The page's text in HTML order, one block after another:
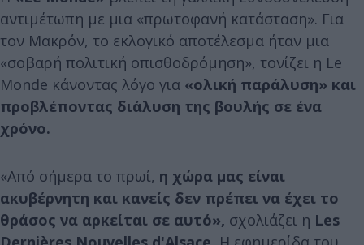
αντιμέτωπη με μια «πρωτοφανή κατάσταση». Για
τον Μακρόν, το εκλογικό αποτέλεσμα ήταν μια
«σοβαρή πολιτική οπισθοδρόμηση», τονίζει η Le
Monde κάνοντας λόγο για «ολική παράλυση» και
προβλέποντας διάλυση της βουλής σε ένα
χρόνο.
«Από σήμερα το πρωί, η χώρα μας είναι
ακυβέρνητη και κανείς δεν πρέπει να έχει το
θράσος να αρκείται σε αυτό», σχολιάζει η Les